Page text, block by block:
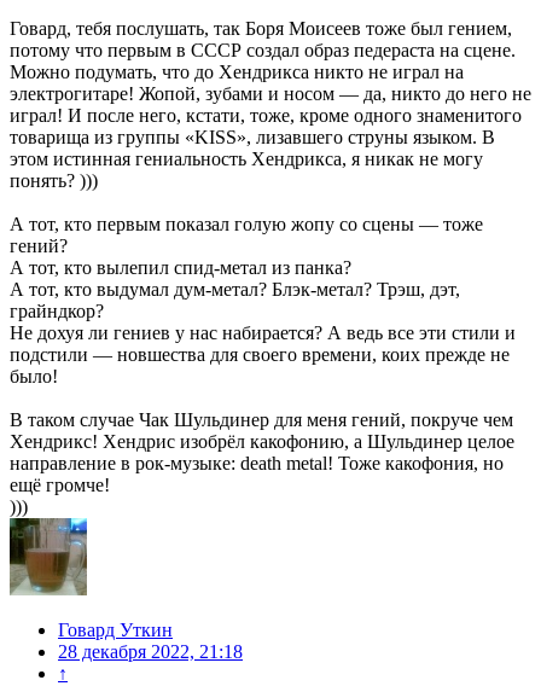
Говард, тебя послушать, так Боря Моисеев тоже был гением,
потому что первым в СССР создал образ педераста на сцене.
Можно подумать, что до Хендрикса никто не играл на
электрогитаре! Жопой, зубами и носом — да, никто до него не
играл! И после него, кстати, тоже, кроме одного знаменитого
товарища из группы «KISS», лизавшего струны языком. В
этом истинная гениальность Хендрикса, я никак не могу
понять? )))
А тот, кто первым показал голую жопу со сцены — тоже
гений?
А тот, кто вылепил спид-метал из панка?
А тот, кто выдумал дум-метал? Блэк-метал? Трэш, дэт,
грайндкор?
Не дохуя ли гениев у нас набирается? А ведь все эти стили и
подстили — новшества для своего времени, коих прежде не
было!
В таком случае Чак Шульдинер для меня гений, покруче чем
Хендрикс! Хендрис изобрёл какофонию, а Шульдинер целое
направление в рок-музыке: death metal! Тоже какофония, но
ещё громче!
)))
Говард Уткин
28 декабря 2022, 21:18
↑